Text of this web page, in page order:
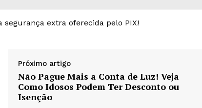
segurança extra oferecida pelo PIX!
Próximo artigo
Não Pague Mais a Conta de Luz! Veja
Como Idosos Podem Ter Desconto ou
Isenção